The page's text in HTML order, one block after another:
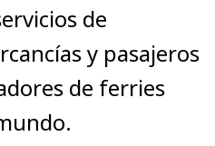
de
y pasajeros
de ferries